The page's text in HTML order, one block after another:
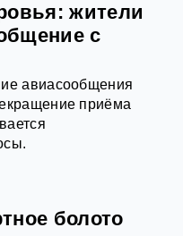
жители
с
авиасообщения
приёма
болото